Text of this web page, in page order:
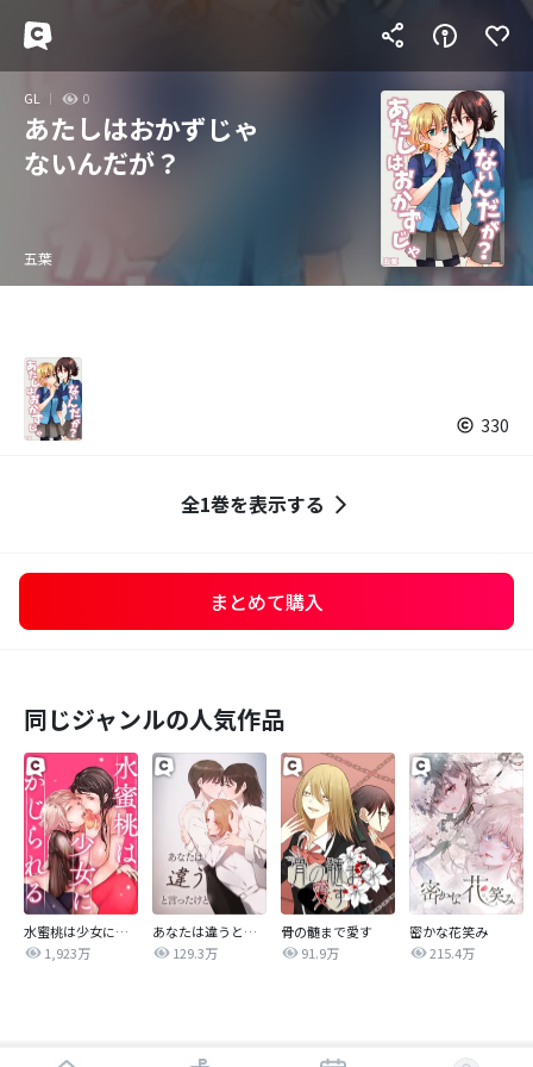
GL 0
あたしはおかずじゃ
ないんだが？
五葉
330
全1巻を表示する
まとめて購入
同じジャンルの人気作品
水蜜桃は少女にかじられる
1,923万
あなたは違うと言ったけど
129.3万
骨の髄まで愛す
91.9万
密かな花笑み
215.4万